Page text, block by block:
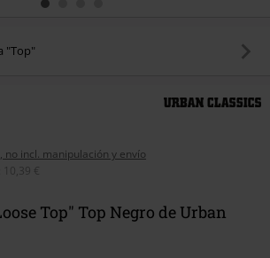
"Top"
no incl. manipulación y envío
10,39 €
Top" Top Negro de Urban